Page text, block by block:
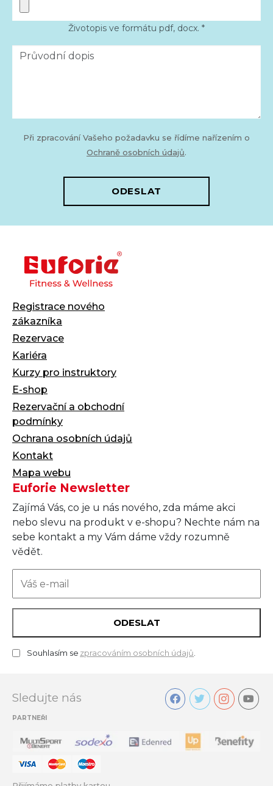
Životopis ve formátu pdf, docx. *
Při zpracování Vašeho požadavku se řídíme nařízením o
Ochraně osobních údajů.
ODESLAT
Registrace nového
zákazníka
Rezervace
Kariéra
Kurzy pro instruktory
E-shop
Rezervační a obchodní
podmínky
Ochrana osobních údajů
Kontakt
Mapa webu
Euforie Newsletter
Zajímá Vás, co je u nás nového, zda máme akci
nebo slevu na produkt v e-shopu? Nechte nám na
sebe kontakt a my Vám dáme vždy rozumně
vědět.
ODESLAT
Souhlasím se zpracováním osobních údajů
Sledujte nás
PARTNEŘI